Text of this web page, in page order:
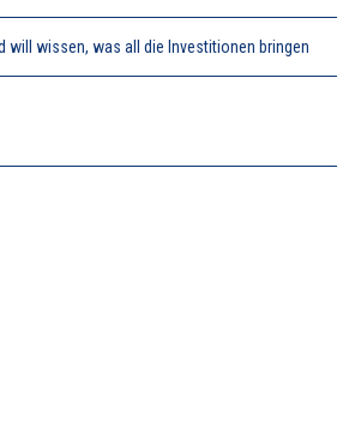
will wissen, was all die Investitionen bringen